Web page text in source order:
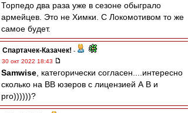
Торпедо два раза уже в сезоне обыграло
армейцев. Это не Химки. С Локомотивом то же
самое будет.
Спартачек-Казачек! -
30 окт 2022 18:43
Samwise , категорически согласен....интересно
сколько на ВВ юзеров с лицензией А В и
pro))))))?